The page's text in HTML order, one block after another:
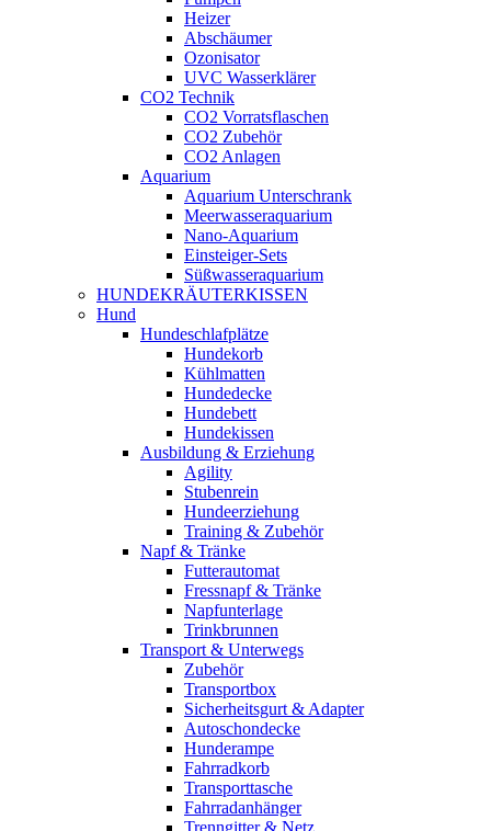
Heizer
Abschäumer
Ozonisator
UVC Wasserklärer
CO2 Technik
CO2 Vorratsflaschen
CO2 Zubehör
CO2 Anlagen
Aquarium
Aquarium Unterschrank
Meerwasseraquarium
Nano-Aquarium
Einsteiger-Sets
Süßwasseraquarium
HUNDEKRÄUTERKISSEN
Hund
Hundeschlafplätze
Hundekorb
Kühlmatten
Hundedecke
Hundebett
Hundekissen
Ausbildung & Erziehung
Agility
Stubenrein
Hundeerziehung
Training & Zubehör
Napf & Tränke
Futterautomat
Fressnapf & Tränke
Napfunterlage
Trinkbrunnen
Transport & Unterwegs
Zubehör
Transportbox
Sicherheitsgurt & Adapter
Autoschondecke
Hunderampe
Fahrradkorb
Transporttasche
Fahrradanhänger
Trenngitter & Netz